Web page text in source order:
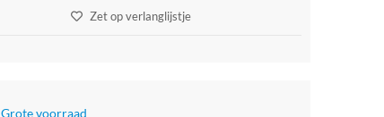
Zet op verlanglijstje
Grote voorraad